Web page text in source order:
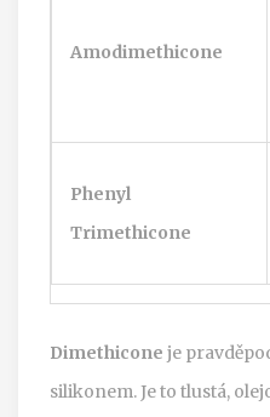
Amodimethicone
Phenyl
Trimethicone
Dimethicone je
silikonem. Je to tlustá,